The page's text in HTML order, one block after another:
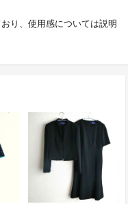
り、使用感については説明